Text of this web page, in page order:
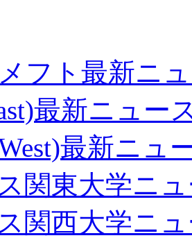
フト最新ニ
最新ニュー
最新ニュ
関東大学ニ
関西大学ニ